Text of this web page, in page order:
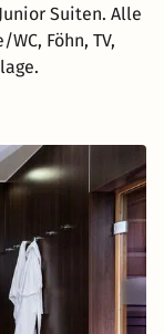
Suiten. Alle
Föhn, TV,